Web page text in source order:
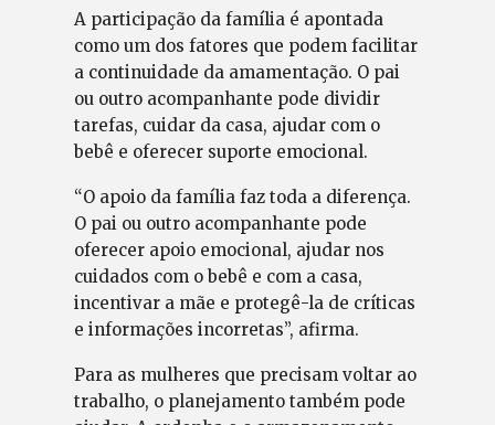
A participação da família é apontada
como um dos fatores que podem facilitar
a continuidade da amamentação. O pai
ou outro acompanhante pode dividir
tarefas, cuidar da casa, ajudar com o
bebê e oferecer suporte emocional.
“O apoio da família faz toda a diferença.
O pai ou outro acompanhante pode
oferecer apoio emocional, ajudar nos
cuidados com o bebê e com a casa,
incentivar a mãe e protegê-la de críticas
e informações incorretas”, afirma.
Para as mulheres que precisam voltar ao
trabalho, o planejamento também pode